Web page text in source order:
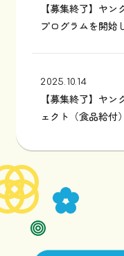
【募集終了】ヤ
プログラムを開始
2025.10.14
【募集終了】ヤ
ェクト（食品給付